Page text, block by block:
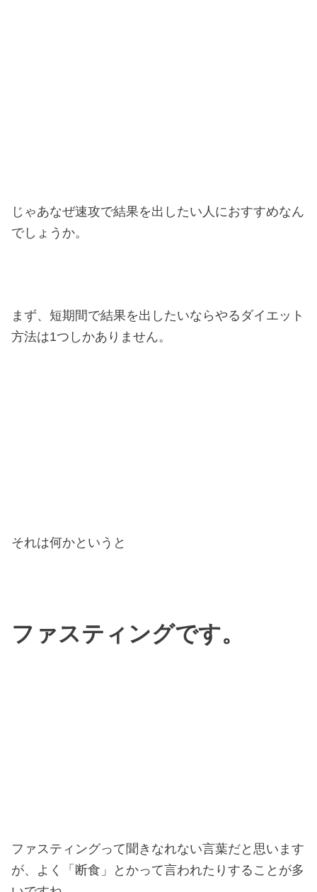
じゃあなぜ速攻で結果を出したい人におすすめなん
でしょうか。
まず、短期間で結果を出したいならやるダイエット
方法は1つしかありません。
それは何かというと
ファスティングです。
ファスティングって聞きなれない言葉だと思います
が、よく「断食」とかって言われたりすることが多